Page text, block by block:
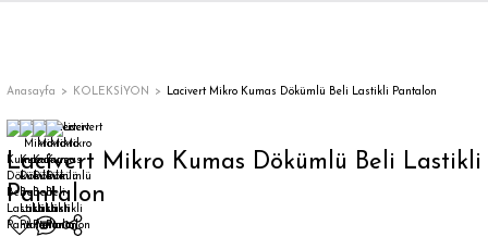
Trençkot
Trençkot
Anasayfa KOLEKSİYON Lacivert Mikro Kumas Dökümlü Beli Lastikli Pantalon
Lacivert Mikro Kumas Dökümlü Beli Lastikli
Pantalon